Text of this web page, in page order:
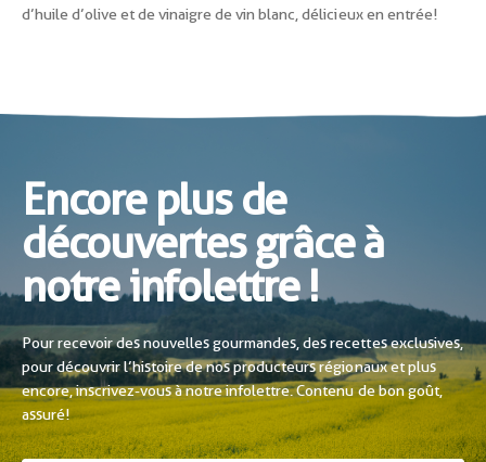
d’huile d’olive et de vinaigre de vin blanc, délicieux en entrée!
Encore plus de
découvertes grâce à
notre infolettre !
Pour recevoir des nouvelles gourmandes, des recettes exclusives,
pour découvrir l’histoire de nos producteurs régionaux et plus
encore, inscrivez-vous à notre infolettre. Contenu de bon goût,
assuré!